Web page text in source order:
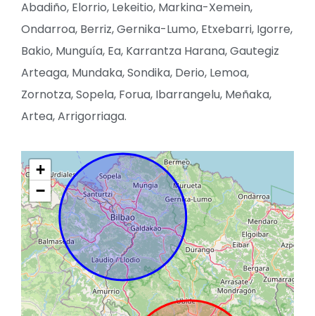
Abadiño, Elorrio, Lekeitio, Markina-Xemein,
Ondarroa, Berriz, Gernika-Lumo, Etxebarri, Igorre,
Bakio, Munguía, Ea, Karrantza Harana, Gautegiz
Arteaga, Mundaka, Sondika, Derio, Lemoa,
Zornotza, Sopela, Forua, Ibarrangelu, Meñaka,
Artea, Arrigorriaga.